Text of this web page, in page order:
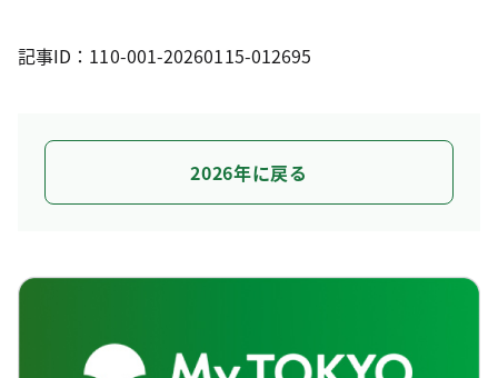
記事ID：110-001-20260115-012695
2026年に戻る